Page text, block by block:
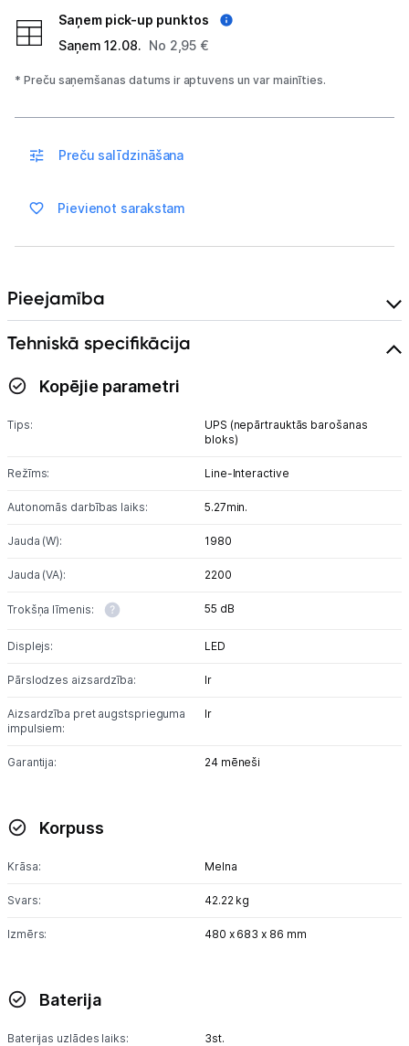
Ražotāju atjaunota tehnika
Vēlmju saraksts
Uzņēmumiem
Tet pakalpojumi
Kontakti
Saņem pick-up punktos
Saņem 12.08. No 2,95 €
* Preču saņemšanas datums ir aptuvens un var mainīties.
Preču salīdzināšana
Pievienot sarakstam
Pieejamība
Tehniskā specifikācija
Kopējie parametri
Tips:
UPS (nepārtrauktās barošanas
bloks)
Režīms: Line-Interactive
Autonomās darbības laiks: 5.27min.
Jauda (W): 1980
Jauda (VA): 2200
Trokšņa līmenis: 55 dB
Displejs: LED
Pārslodzes aizsardzība: Ir
Aizsardzība pret augstsprieguma
impulsiem:
Ir
Garantija: 24 mēneši
Korpuss
Krāsa: Melna
Svars: 42.22 kg
Izmērs: 480 x 683 x 86 mm
Baterija
Baterijas uzlādes laiks: 3st.